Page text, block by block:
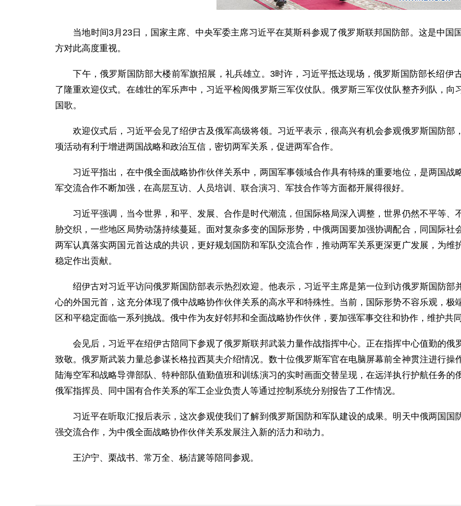
当地时间3月23日，国家主席、中央军委主席习近平在莫斯科参观了俄罗斯联邦国防部。这是中国
方对此高度重视。
下午，俄罗斯国防部大楼前军旗招展，礼兵雄立。3时许，习近平抵达现场，俄罗斯国防部长绍伊
了隆重欢迎仪式。在雄壮的军乐声中，习近平检阅俄罗斯三军仪仗队。俄罗斯三军仪仗队整齐列队，向
国歌。
欢迎仪式后，习近平会见了绍伊古及俄军高级将领。习近平表示，很高兴有机会参观俄罗斯国防部
项活动有利于增进两国战略和政治互信，密切两军关系，促进两军合作。
习近平指出，在中俄全面战略协作伙伴关系中，两国军事领域合作具有特殊的重要地位，是两国战
军交流合作不断加强，在高层互访、人员培训、联合演习、军技合作等方面都开展得很好。
习近平强调，当今世界，和平、发展、合作是时代潮流，但国际格局深入调整，世界仍然不平等、
胁交织，一些地区局势动荡持续蔓延。面对复杂多变的国际形势，中俄两国要加强协调配合，同国际社
两军认真落实两国元首达成的共识，更好规划国防和军队交流合作，推动两军关系更深更广发展，为维
稳定作出贡献。
绍伊古对习近平访问俄罗斯国防部表示热烈欢迎。他表示，习近平主席是第一位到访俄罗斯国防部
心的外国元首，这充分体现了俄中战略协作伙伴关系的高水平和特殊性。当前，国际形势不容乐观，极
区和平稳定面临一系列挑战。俄中作为友好邻邦和全面战略协作伙伴，要加强军事交往和协作，维护共
会见后，习近平在绍伊古陪同下参观了俄罗斯联邦武装力量作战指挥中心。正在指挥中心值勤的俄
致敬。俄罗斯武装力量总参谋长格拉西莫夫介绍情况。数十位俄罗斯军官在电脑屏幕前全神贯注进行操
陆海空军和战略导弹部队、特种部队值勤值班和训练演习的实时画面交替呈现，在远洋执行护航任务的
俄军指挥员、同中国有合作关系的军工企业负责人等通过控制系统分别报告了工作情况。
习近平在听取汇报后表示，这次参观使我们了解到俄罗斯国防和军队建设的成果。明天中俄两国国
强交流合作，为中俄全面战略协作伙伴关系发展注入新的活力和动力。
王沪宁、栗战书、常万全、杨洁篪等陪同参观。